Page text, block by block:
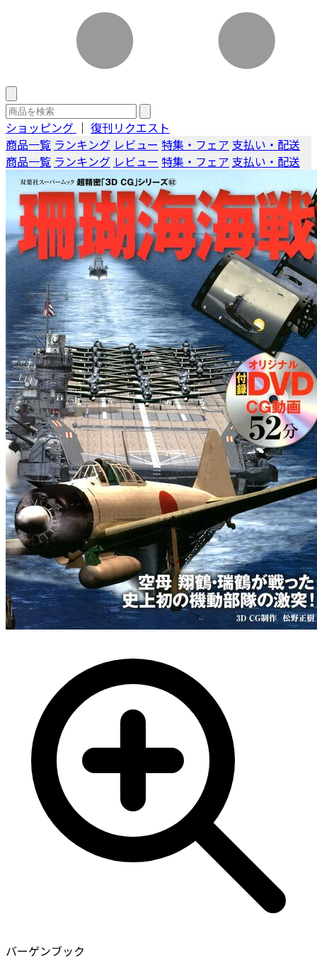
ショッピング ｜ 復刊リクエスト
商品一覧 ランキング レビュー 特集・フェア 支払い・配送
商品一覧 ランキング レビュー 特集・フェア 支払い・配送
バーゲンブック